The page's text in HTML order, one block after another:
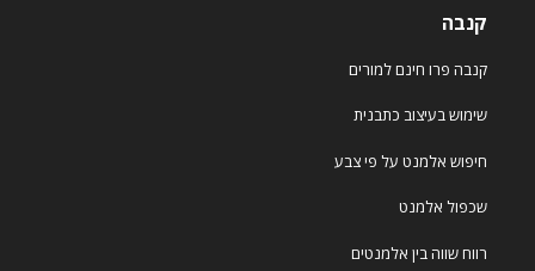
קנבה
קנבה פרו חינם למורים
שימוש בעיצוב כתבנית
חיפוש אלמנט על פי צבע
שכפול אלמנט
רווח שווה בין אלמנטים